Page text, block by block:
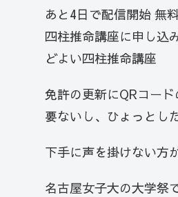
あと4日で配信開始 無
四柱推命講座に申し込
どよい四柱推命講座
免許の更新にQRコー
要ないし、ひょっとし
下手に声を掛けない方
名古屋女子大の大学祭